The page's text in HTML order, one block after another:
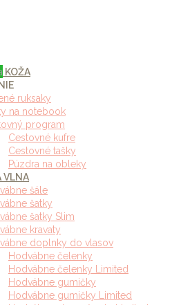
KOŽA
ruksaky
na notebook
program
Cestovné kufre
Cestovné tašky
Púzdra na obleky
VLNA
šále
šatky
šatky Slim
kravaty
doplnky do vlasov
Hodvábne čelenky
Hodvábne čelenky Limited
Hodvábne gumičky
Hodvábne gumičky Limited